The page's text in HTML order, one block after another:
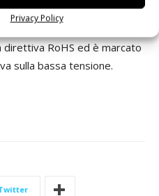
Privacy Policy
RoHS ed è marcato
sulla bassa tensione.